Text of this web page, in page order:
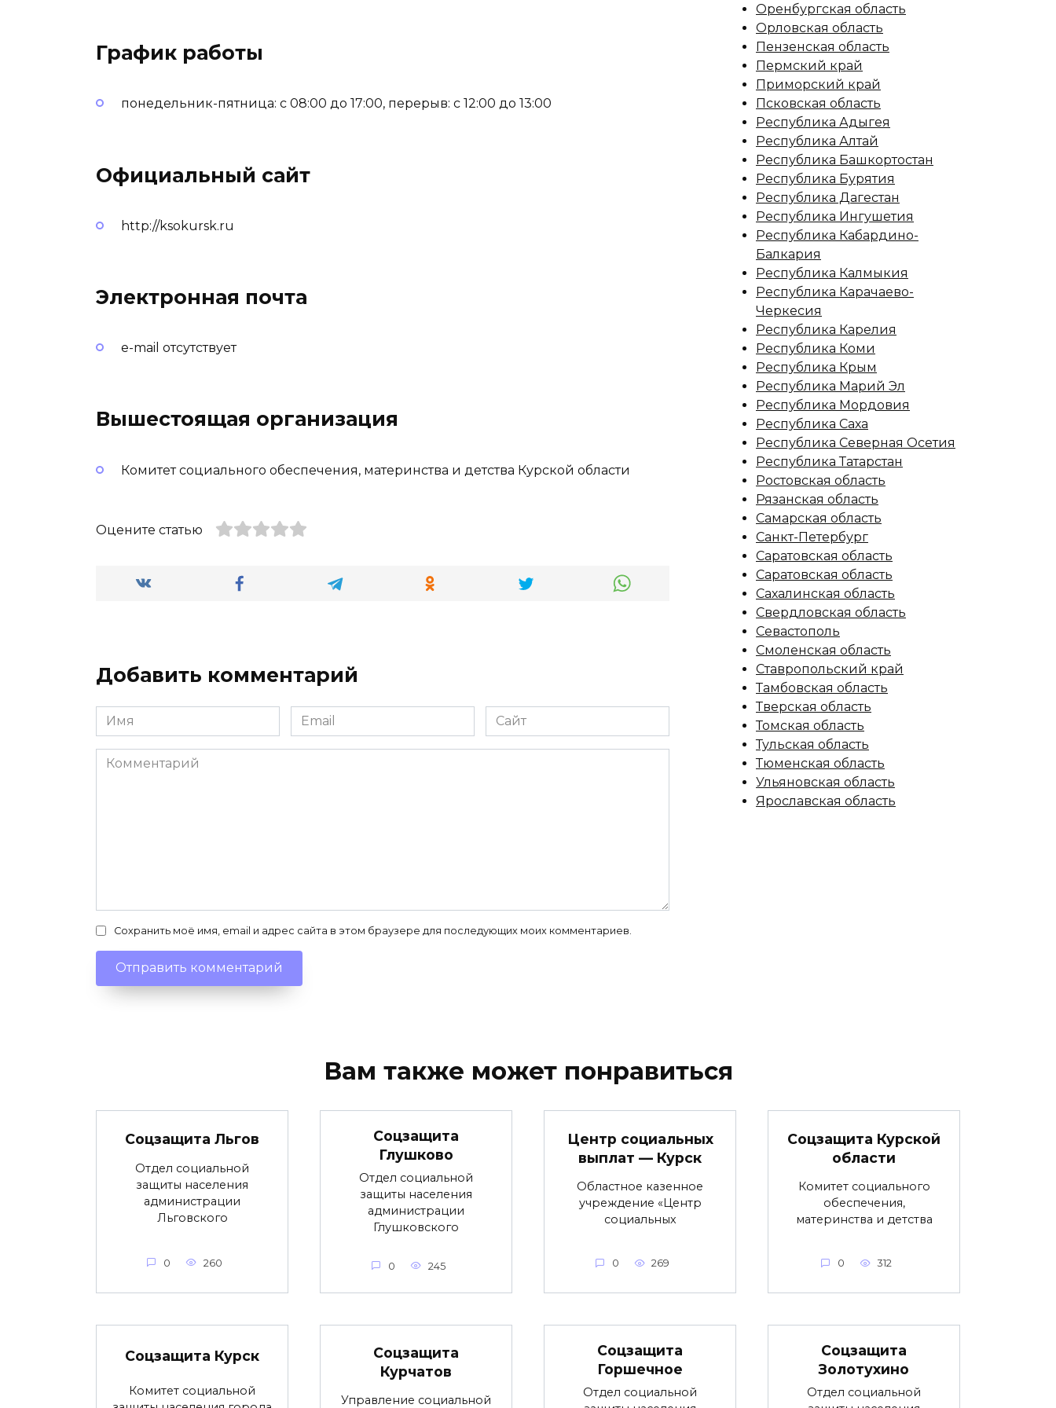
График работы
понедельник-пятница: с 08:00 до 17:00, перерыв: с 12:00 до 13:00
Официальный сайт
http://ksokursk.ru
Электронная почта
e-mail отсутствует
Вышестоящая организация
Комитет социального обеспечения, материнства и детства Курской области
Оцените статью
Добавить комментарий
Имя
*
Email
*
Сайт
Комментарий
Сохранить моё имя, email и адрес сайта в этом браузере для последующих моих комментариев.
Оренбургская область
Орловская область
Пензенская область
Пермский край
Приморский край
Псковская область
Республика Адыгея
Республика Алтай
Республика Башкортостан
Республика Бурятия
Республика Дагестан
Республика Ингушетия
Республика Кабардино-
Балкария
Республика Калмыкия
Республика Карачаево-
Черкесия
Республика Карелия
Республика Коми
Республика Крым
Республика Марий Эл
Республика Мордовия
Республика Саха
Республика Северная Осетия
Республика Татарстан
Ростовская область
Рязанская область
Самарская область
Санкт-Петербург
Саратовская область
Саратовская область
Сахалинская область
Свердловская область
Севастополь
Смоленская область
Ставропольский край
Тамбовская область
Тверская область
Томская область
Тульская область
Тюменская область
Ульяновская область
Ярославская область
Вам также может понравиться
Соцзащита Льгов
Отдел социальной
защиты населения
администрации
Льговского
0 260
Соцзащита
Глушково
Отдел социальной
защиты населения
администрации
Глушковского
0 245
Центр социальных
выплат — Курск
Областное казенное
учреждение «Центр
социальных
0 269
Соцзащита Курской
области
Комитет социального
обеспечения,
материнства и детства
0 312
Соцзащита Курск
Комитет социальной
Соцзащита
Курчатов
Управление социальной
Соцзащита
Горшечное
Отдел социальной
Соцзащита
Золотухино
Отдел социальной